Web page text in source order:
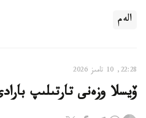
الەم
22:28, 10 تامىز 2026
ۆيسلا وزەنى تارتىلىپ